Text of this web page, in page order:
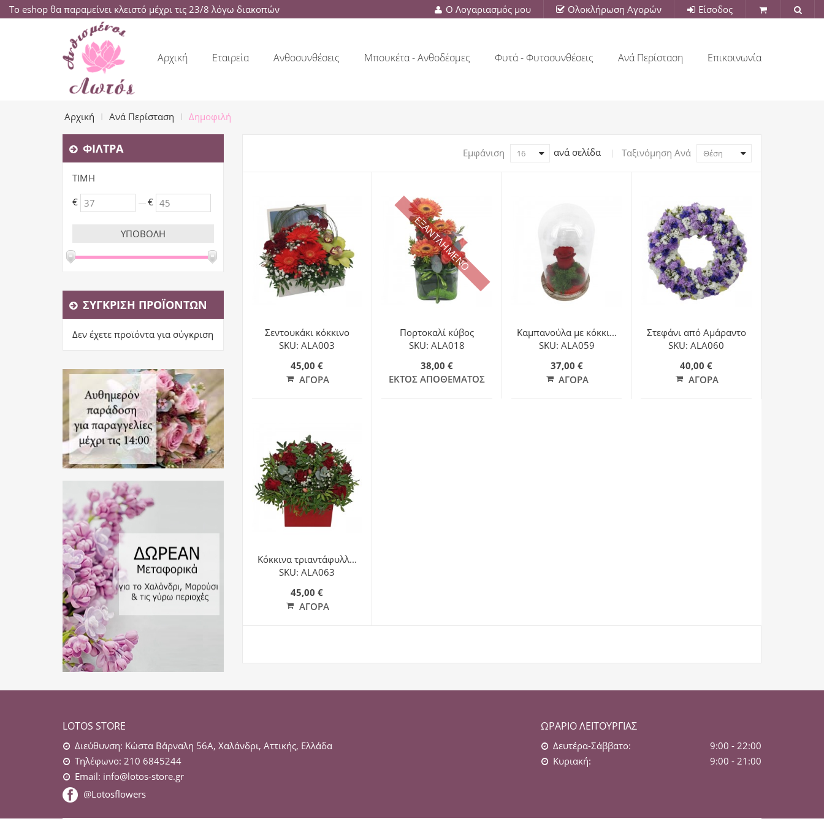
Το eshop θα παραμείνει κλειστό μέχρι τις 23/8 λόγω διακοπών Ο Λογαριασμός μου Ολοκλήρωση Αγορών Είσοδος
Αρχική Εταιρεία Ανθοσυνθέσεις Μπουκέτα - Ανθοδέσμες Φυτά - Φυτοσυνθέσεις Ανά Περίσταση Επικοινωνία
Αρχική Ανά Περίσταση Δημοφιλή
ΦΊΛΤΡΑ
ΤΙΜΉ
€
€
ΣΎΓΚΡΙΣΗ ΠΡΟΪΌΝΤΩΝ
Δεν έχετε προϊόντα για σύγκριση
Εμφάνιση 16 ανά σελίδα Ταξινόμηση Ανά Θέση
Σεντουκάκι κόκκινο
SKU: ALA003
45,00 €
ΑΓΟΡΆ
ΕΞΑΝΤΛΗΜΕΝΟ
Πορτοκαλί κύβος
SKU: ALA018
38,00 €
ΕΚΤΌΣ ΑΠΟΘΈΜΑΤΟΣ
Καμπανούλα με κόκκι...
SKU: ALA059
37,00 €
ΑΓΟΡΆ
Στεφάνι από Αμάραντο
SKU: ALA060
40,00 €
ΑΓΟΡΆ
Κόκκινα τριαντάφυλλ...
SKU: ALA063
45,00 €
ΑΓΟΡΆ
LOTOS STORE
Διεύθυνση: Κώστα Βάρναλη 56Α, Χαλάνδρι, Αττικής, Ελλάδα
Τηλέφωνο: 210 6845244
Email: info@lotos-store.gr
@Lotosflowers
ΩΡΆΡΙΟ ΛΕΙΤΟΥΡΓΊΑΣ
Δευτέρα-Σάββατο:
9:00 - 22:00
Κυριακή:
9:00 - 21:00